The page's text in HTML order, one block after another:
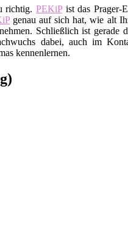
richtig.PEKiPist das Prager-
genau auf sich hat, wie alt
Schließlich ist gerade
dabei, auch im
kennenlernen.